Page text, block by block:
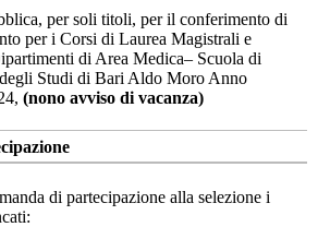
per soli titoli, per il conferimento di
per i Corsi di Laurea Magistrali e
di Area Medica– Scuola di
Studi di Bari Aldo Moro Anno
(nono avviso di vacanza)
di partecipazione alla selezione i